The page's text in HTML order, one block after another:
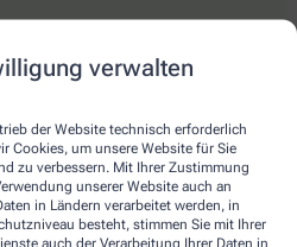
verwalten
der Website technisch erforderlich
Cookies, um unsere Website für Sie
zu verbessern. Mit Ihrer Zustimmung
unserer Website auch an
in Ländern verarbeitet werden, in
besteht, stimmen Sie mit Ihrer
auch der Verarbeitung Ihrer Daten in
Zahlungsart Ihrer Apotheke vor Ort.